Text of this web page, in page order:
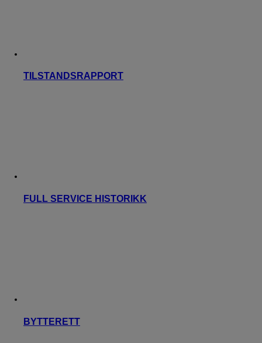
TILSTANDSRAPPORT
FULL SERVICE HISTORIKK
BYTTERETT